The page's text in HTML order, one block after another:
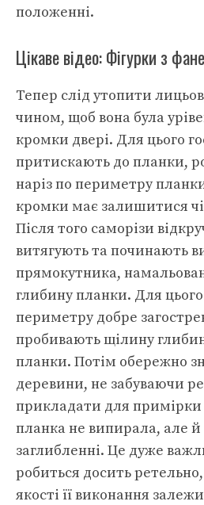
положенні.
Цікаве відео: Фігурки з
Тепер слід утопити
чином, щоб вона була
кромки двері. Для цього
притискають до планки,
наріз по периметру
кромки має залишитися
Після того саморізи
витягують та починають
прямокутника,
глибину планки. Для
периметру добре
пробивають щілину
планки. Потім обережно
деревини, не забуваючи
прикладати для
планка не випирала, але
заглибленні. Це дуже
робиться досить ретельно,
якості її виконання